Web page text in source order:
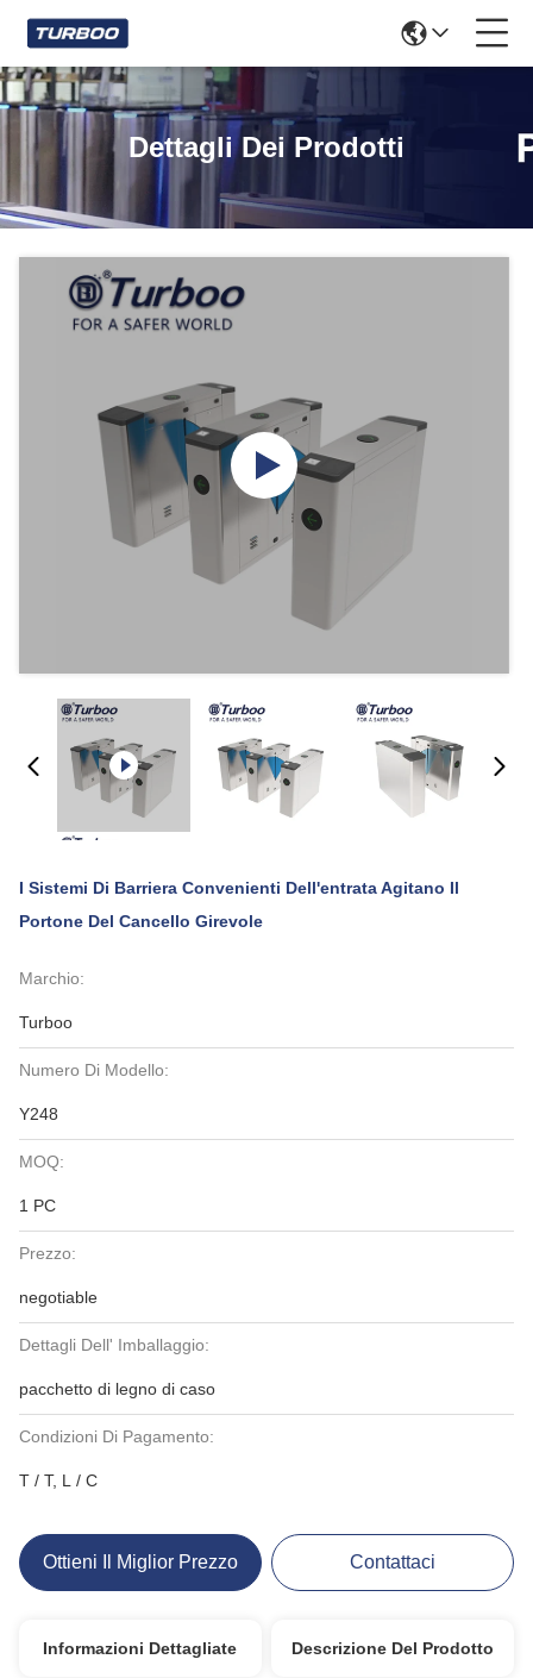
Dettagli Dei Prodotti
I Sistemi Di Barriera Convenienti Dell'entrata Agitano Il
Portone Del Cancello Girevole
Marchio:
Turboo
Numero Di Modello:
Y248
MOQ:
1 PC
Prezzo:
negotiable
Dettagli Dell' Imballaggio:
pacchetto di legno di caso
Condizioni Di Pagamento:
T / T, L / C
Ottieni Il Miglior Prezzo Contattaci
Informazioni Dettagliate Descrizione Del Prodotto